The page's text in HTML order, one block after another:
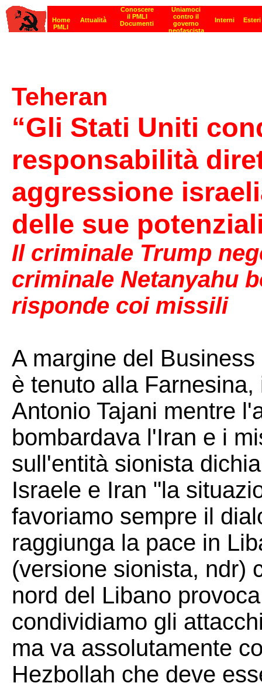
Teheran
“Gli Stati Uniti
responsabilità
aggressione
delle sue
Il criminale Trump
criminale Netanyahu
risponde coi missili
A margine del
è tenuto alla
Antonio Tajani mentre
bombardava l'Iran e i
sull'entità sionista
Israele e Iran "la
favoriamo sempre il
raggiunga la pace in
(versione sionista, ndr)
nord del Libano
condividiamo gli
ma va assolutamente
Hezbollah che deve